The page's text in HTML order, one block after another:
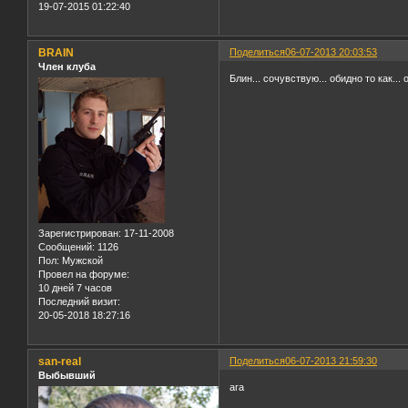
19-07-2015 01:22:40
Поделиться06-07-2013 20:03:53
BRAIN
Член клуба
Зарегистрирован: 17-11-2008
Сообщений: 1126
Пол: Мужской
Провел на форуме:
10 дней 7 часов
Последний визит:
20-05-2018 18:27:16
Блин... сочувствую... обидно то как...
Поделиться06-07-2013 21:59:30
san-real
Выбывший
ага